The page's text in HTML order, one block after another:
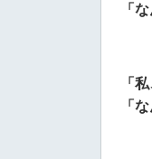
「
「
「